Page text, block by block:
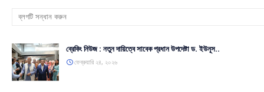
ব্রেকিং নিউজ : নতুন দায়িত্বে সাবেক প্রধান উপদেষ্টা ড. ইউনূস..
ফেব্রুয়ারি ২৪, ২০২৬